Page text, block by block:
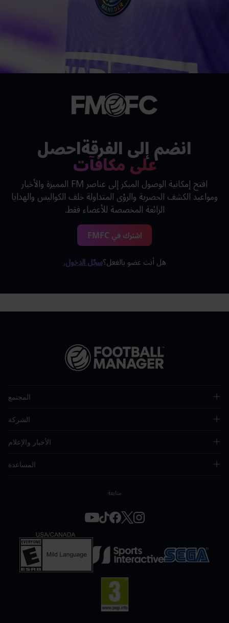
انضم إلى الفرقةاحصل
على مكافآت
افتح إمكانية الوصول المبكر إلى عناصر FM المميزة والأخبار
ومواعيد الكشف الحصرية والرؤى المتداولة خلف الكواليس والهدايا
الرائعة المخصصة للأعضاء فقط.
اشترك في FMFC
هل أنت عضو بالفعل؟سجّل الدخول.
المجتمع
الشركة
الأخبار والإعلام
المساعدة
متابعة